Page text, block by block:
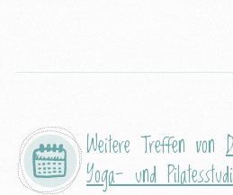
Weitere Treffen von
Yoga- und